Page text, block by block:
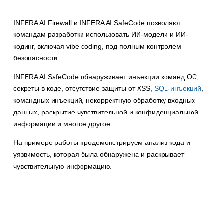
INFERA AI.Firewall и INFERA AI.SafeCode позволяют
командам разработки использовать ИИ-модели и ИИ-
кодинг, включая vibe coding, под полным контролем
безопасности.
INFERA AI.SafeCode обнаруживает инъекции команд ОС,
секреты в коде, отсутствие защиты от XSS, SQL-инъекций,
командных инъекций, некорректную обработку входных
данных, раскрытие чувствительной и конфиденциальной
информации и многое другое.
На примере работы продемонстрируем анализ кода и
уязвимость, которая была обнаружена и раскрывает
чувствительную информацию.